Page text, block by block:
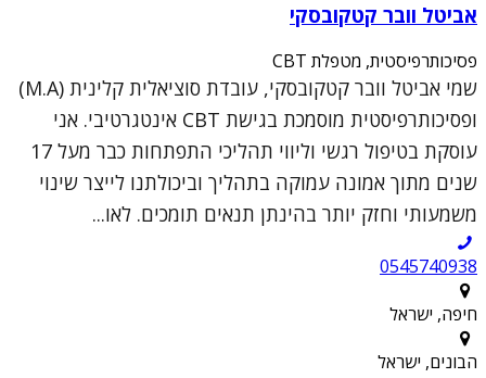
אביטל וובר קטקובסקי
פסיכותרפיסטית, מטפלת CBT
שמי אביטל וובר קטקובסקי, עובדת סוציאלית קלינית (M.A)
ופסיכותרפיסטית מוסמכת בגישת CBT אינטגרטיבי. אני
עוסקת בטיפול רגשי וליווי תהליכי התפתחות כבר מעל 17
שנים מתוך אמונה עמוקה בתהליך וביכולתנו לייצר שינוי
משמעותי וחזק יותר בהינתן תנאים תומכים. לאו...
0545740938
חיפה, ישראל
הבונים, ישראל